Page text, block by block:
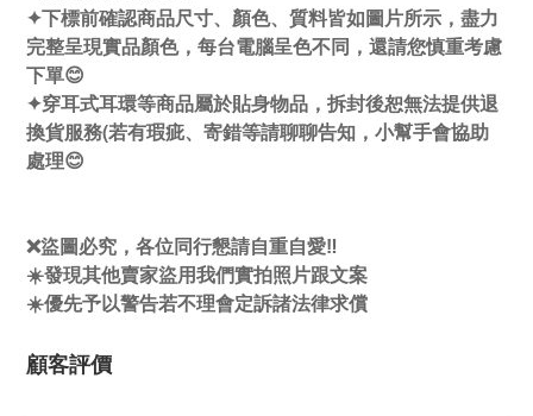
✦下標前確認商品尺寸、顏色、質料皆如圖片所示，盡力
完整呈現實品顏色，每台電腦呈色不同，還請您慎重考慮
下單😊
✦穿耳式耳環等商品屬於貼身物品，拆封後恕無法提供退
換貨服務(若有瑕疵、寄錯等請聊聊告知，小幫手會協助
處理😊
❌盜圖必究，各位同行懇請自重自愛‼️
☀️發現其他賣家盜用我們實拍照片跟文案
☀️優先予以警告若不理會定訴諸法律求償
顧客評價